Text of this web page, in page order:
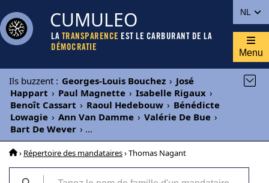
NL
CUMULEO
LA TRANSPARENCE EST LE CARBURANT DE LA
DÉMOCRATIE
Menu
Ils buzzent : Georges-Louis Bouchez › José
Happart › Paul Magnette › Isabelle Rigaux ›
Benoît Cassart › Raoul Hedebouw › Bénédicte
Lowagie › Ann Van Damme › Valérie De Bue ›
Bart De Wever › ...
› Répertoire des mandataires› Thomas Nagant